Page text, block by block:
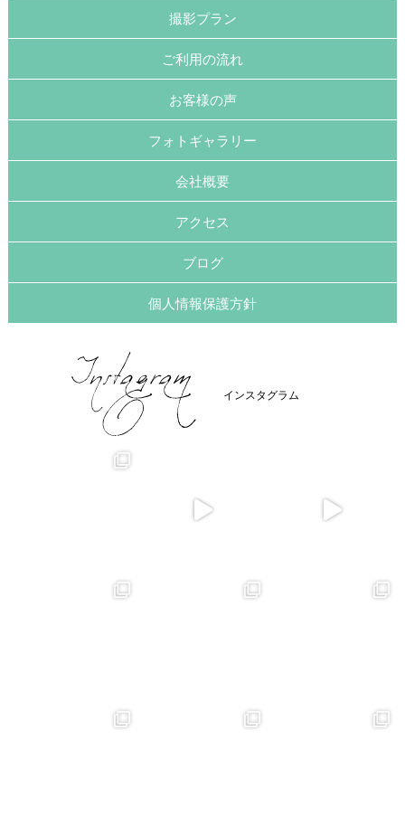
撮影プラン
ご利用の流れ
お客様の声
フォトギャラリー
会社概要
アクセス
ブログ
個人情報保護方針
インスタグラム